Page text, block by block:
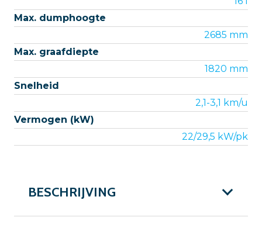
Max. dumphoogte
2685 mm
Max. graafdiepte
1820 mm
Snelheid
2,1-3,1 km/u
Vermogen (kW)
22/29,5 kW/pk
BESCHRIJVING